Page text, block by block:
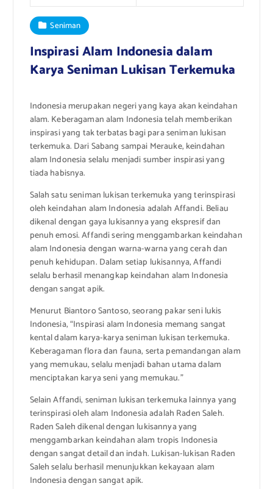
Seniman
Inspirasi Alam Indonesia dalam
Karya Seniman Lukisan Terkemuka
Indonesia merupakan negeri yang kaya akan keindahan
alam. Keberagaman alam Indonesia telah memberikan
inspirasi yang tak terbatas bagi para seniman lukisan
terkemuka. Dari Sabang sampai Merauke, keindahan
alam Indonesia selalu menjadi sumber inspirasi yang
tiada habisnya.
Salah satu seniman lukisan terkemuka yang terinspirasi
oleh keindahan alam Indonesia adalah Affandi. Beliau
dikenal dengan gaya lukisannya yang ekspresif dan
penuh emosi. Affandi sering menggambarkan keindahan
alam Indonesia dengan warna-warna yang cerah dan
penuh kehidupan. Dalam setiap lukisannya, Affandi
selalu berhasil menangkap keindahan alam Indonesia
dengan sangat apik.
Menurut Biantoro Santoso, seorang pakar seni lukis
Indonesia, “Inspirasi alam Indonesia memang sangat
kental dalam karya-karya seniman lukisan terkemuka.
Keberagaman flora dan fauna, serta pemandangan alam
yang memukau, selalu menjadi bahan utama dalam
menciptakan karya seni yang memukau.”
Selain Affandi, seniman lukisan terkemuka lainnya yang
terinspirasi oleh alam Indonesia adalah Raden Saleh.
Raden Saleh dikenal dengan lukisannya yang
menggambarkan keindahan alam tropis Indonesia
dengan sangat detail dan indah. Lukisan-lukisan Raden
Saleh selalu berhasil menunjukkan kekayaan alam
Indonesia dengan sangat apik.